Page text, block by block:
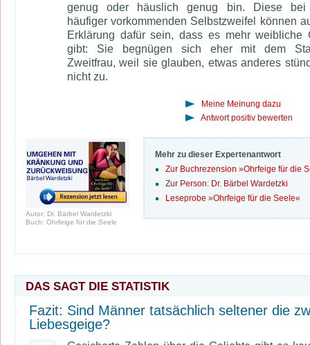
genug oder häuslich genug bin. Diese bei
häufiger vorkommenden Selbstzweifel können
Erklärung dafür sein, dass es mehr weibliche
gibt: Sie begnügen sich eher mit dem
Zweitfrau, weil sie glauben, etwas anderes
nicht zu.
Meine Meinung dazu
Antwort positiv bewerten
Autor: Dr. Bärbel Wardetzki
Buch: Ohrfeige für die Seele
Mehr zu dieser Expertenantwort
Zur Buchrezension »Ohrfeige für die
Zur Person: Dr. Bärbel Wardetzki
Leseprobe »Ohrfeige für die Seele«
DAS SAGT DIE STATISTIK
Fazit: Sind Männer tatsächlich seltener die
Liebesgeige?